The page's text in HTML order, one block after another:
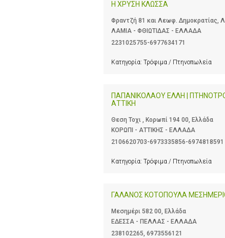
Η ΧΡΥΣΗ ΚΛΩΣΣΑ
Φραντζή 81 και Λεωφ. Δημοκρατίας,
ΛΑΜΙΑ - ΦΘΙΩΤΙΔΑΣ - ΕΛΛΑΔΑ
2231025755-6977634171
Κατηγορία: Τρόφιμα / Πτηνοπωλεία
ΠΑΠΑΝΙΚΟΛΑΟΥ ΕΛΛΗ |
ΑΤΤΙΚΗ
Θεση Τοχι , Κορωπί 194 00, Ελλάδα
ΚΟΡΩΠΙ - ΑΤΤΙΚΗΣ - ΕΛΛΑΔΑ
2106620703-6973335856-6974818591
Κατηγορία: Τρόφιμα / Πτηνοπωλεία
ΓΑΛΑΝΟΣ ΚΟΤΟΠΟΥΛΑ
Μεσημέρι 582 00, Ελλάδα
ΕΔΕΣΣΑ - ΠΕΛΛΑΣ - ΕΛΛΑΔΑ
238102265, 6973556121